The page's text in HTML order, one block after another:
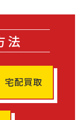
法
宅配買取